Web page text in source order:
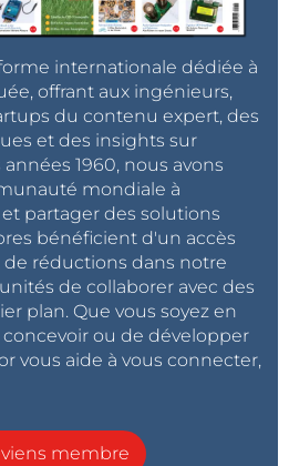
internationale dédiée à
offrant aux ingénieurs,
du contenu expert, des
et des insights sur
1960, nous avons
mondiale à
partager des solutions
bénéficient d'un accès
de réductions dans notre
de collaborer avec des
plan. Que vous soyez en
ou de développer
vous aide à vous connecter,
membre